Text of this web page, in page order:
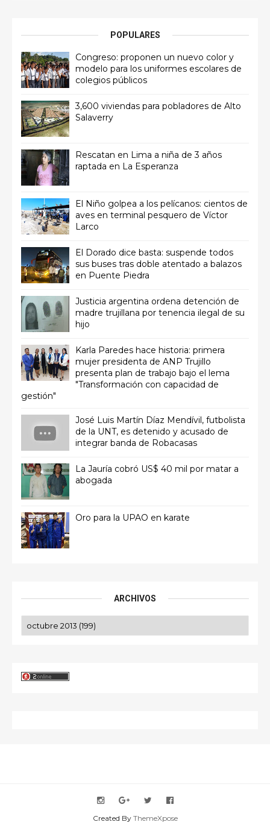
POPULARES
Congreso: proponen un nuevo color y
modelo para los uniformes escolares de
colegios públicos
3,600 viviendas para pobladores de Alto
Salaverry
Rescatan en Lima a niña de 3 años
raptada en La Esperanza
El Niño golpea a los pelícanos: cientos de
aves en terminal pesquero de Víctor
Larco
El Dorado dice basta: suspende todos
sus buses tras doble atentado a balazos
en Puente Piedra
Justicia argentina ordena detención de
madre trujillana por tenencia ilegal de su
hijo
Karla Paredes hace historia: primera
mujer presidenta de ANP Trujillo
presenta plan de trabajo bajo el lema
"Transformación con capacidad de
gestión"
José Luis Martín Díaz Mendívil, futbolista
de la UNT, es detenido y acusado de
integrar banda de Robacasas
La Jauría cobró US$ 40 mil por matar a
abogada
Oro para la UPAO en karate
ARCHIVOS
Created By ThemeXpose